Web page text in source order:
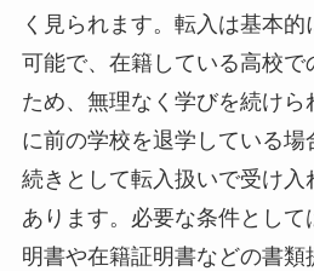
く見られます。転入は基本的
可能で、在籍している高校で
ため、無理なく学びを続け
に前の学校を退学している
続きとして転入扱いで受け入
あります。必要な条件として
明書や在籍証明書などの書類